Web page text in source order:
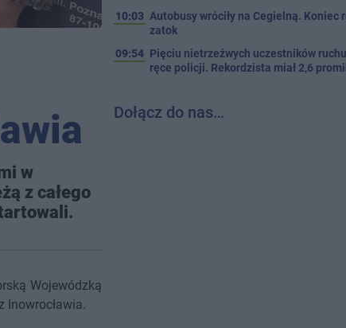
w
z całego
Wojewódzką
Inowrocławia.
10:03 Autobusy wróciły na Cegielną. Koniec
zatok
09:54 Pięciu nietrzeźwych uczestników ruchu
ręce policji. Rekordzista miał 2,6
Dołącz do nas…